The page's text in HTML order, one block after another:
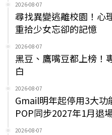
2026-08-07
尋找異變逃離校園！心
重拾少女忘卻的記憶
2026-08-07
黑豆、鷹嘴豆都上榜！
白
2026-08-07
Gmail明年起停用3大功
POP同步2027年1月退
2026-08-07